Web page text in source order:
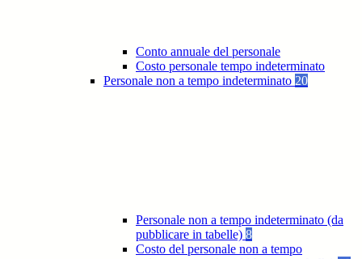
Conto annuale del personale
Costo personale tempo indeterminato
Personale non a tempo indeterminato 20
Personale non a tempo indeterminato (da
pubblicare in tabelle) 8
Costo del personale non a tempo